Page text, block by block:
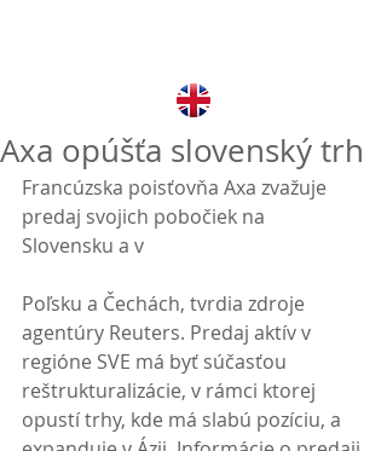
Axa opúšťa slovenský trh
Francúzska poisťovňa Axa zvažuje
predaj svojich pobočiek na
Slovensku a v
Poľsku a Čechách, tvrdia zdroje
agentúry Reuters. Predaj aktív v
regióne SVE má byť súčasťou
reštrukturalizácie, v rámci ktorej
opustí trhy, kde má slabú pozíciu, a